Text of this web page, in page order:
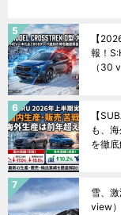
【
報！
（30
【
も、
を徹底
雪、
view）